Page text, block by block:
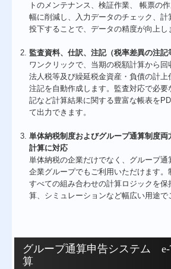
トのメンテナンス、検証作業、 帳票の
幅に削減し、入力データのチェック、計
投下することで、データの精度が向上し
監査資料、仕訳、注記（税率差異の注記
ワンクリックで、当期の税額計算から
法人税等及び繰延税金資産・負債の計上
注記を自動作成します。監査対応で必要
記など計算結果に関する豊富な帳表を
て出力できます。
単体納税制度およびグループ通算制度
計算に対応
単体納税の企業だけでなく、グループ通
企業グループでもご利用いただけます。
すべての組み合わせの計算ロジックを
算、シミュレーションなど幅広い用途で
グループ通算申告システム
算